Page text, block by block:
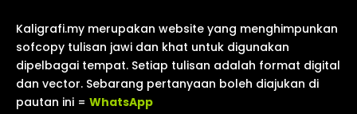
Kaligrafi.my merupakan website yang menghimpunkan
sofcopy tulisan jawi dan khat untuk digunakan
dipelbagai tempat. Setiap tulisan adalah format digital
dan vector. Sebarang pertanyaan boleh diajukan di
pautan ini =WhatsApp